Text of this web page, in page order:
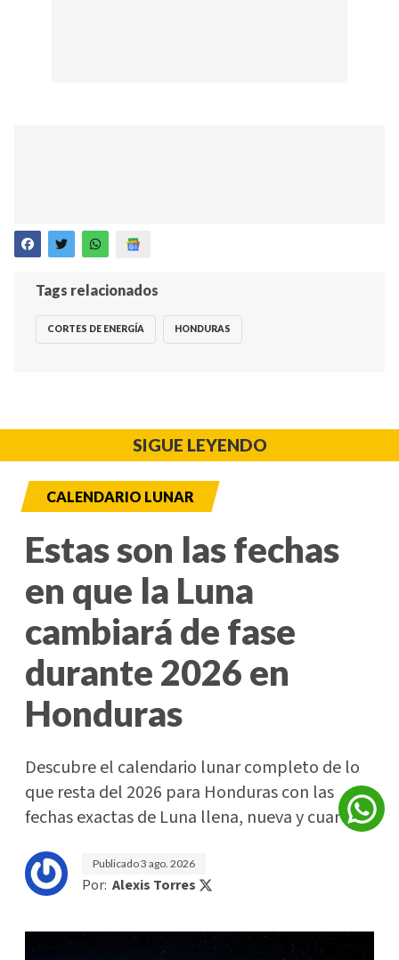
Tags relacionados
CORTES DE ENERGÍA HONDURAS
SIGUE LEYENDO
CALENDARIO LUNAR
Estas son las fechas
en que la Luna
cambiará de fase
durante 2026 en
Honduras
Descubre el calendario lunar completo de lo
que resta del 2026 para Honduras con las
fechas exactas de Luna llena, nueva y cuartos.
Publicado3 ago. 2026
Por: Alexis Torres